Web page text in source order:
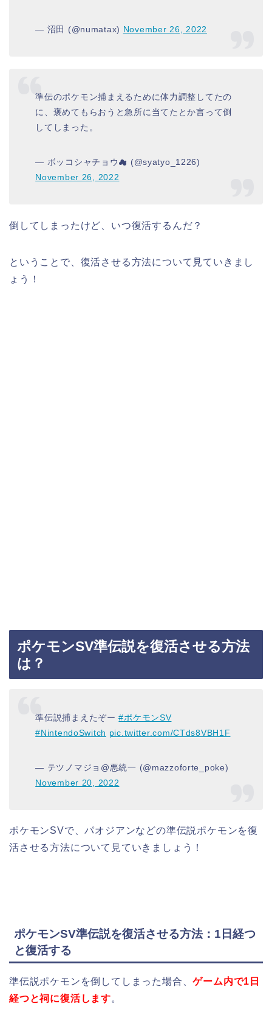
— 沼田 (@numatax) November 26, 2022
準伝のポケモン捕まえるために体力調整してたの
に、褒めてもらおうと急所に当てたとか言って倒
してしまった。
— ボッコシャチョウ☁ (@syatyo_1226)
November 26, 2022
倒してしまったけど、いつ復活するんだ？
ということで、復活させる方法について見ていきまし
ょう！
ポケモンSV準伝説を復活させる方法
は？
準伝説捕まえたぞー#ポケモンSV
#NintendoSwitch pic.twitter.com/CTds8VBH1F
— テツノマジョ@悪統一 (@mazzoforte_poke)
November 20, 2022
ポケモンSVで、パオジアンなどの準伝説ポケモンを復
活させる方法について見ていきましょう！
ポケモンSV準伝説を復活させる方法：1日経つ
と復活する
準伝説ポケモンを倒してしまった場合、ゲーム内で1日
経つと祠に復活します。